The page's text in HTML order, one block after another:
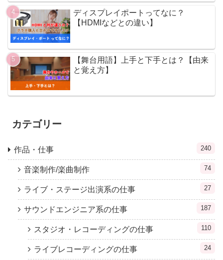
ディスプレイポートってなに？
【HDMIなどとの違い】
【舞台用語】上手と下手とは？【由来
と覚え方】
カテゴリー
作品・仕事 240
音楽制作/楽曲制作 74
ライブ・ステージ出演系の仕事 27
サウンドエンジニア系の仕事 187
スタジオ・レコーディングの仕事 110
ライブレコーディングの仕事 24